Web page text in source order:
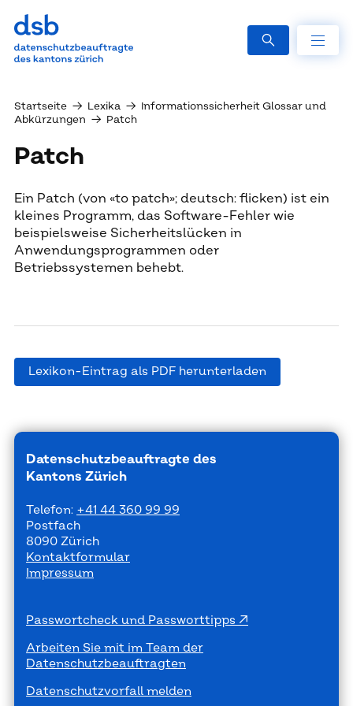
Startseite → Lexika → Informationssicherheit Glossar und
Abkürzungen → Patch
Patch
Ein Patch (von «to patch»; deutsch: flicken) ist ein
kleines Programm, das Software-Fehler wie
beispielsweise Sicherheitslücken in
Anwendungsprogrammen oder
Betriebssystemen behebt.
Lexikon-Eintrag als PDF herunterladen
Datenschutzbeauftragte des
Kantons Zürich
Telefon: +41 44 360 99 99
Postfach
8090 Zürich
Kontaktformular
Impressum
Passwortcheck und Passworttipps
Arbeiten Sie mit im Team der
Datenschutzbeauftragten
Datenschutzvorfall melden